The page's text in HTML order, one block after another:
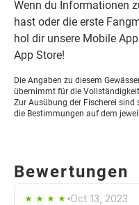
Wenn du Informationen
hast oder die erste
hol dir unsere Mobile App
App Store!
Die Angaben zu diesem
übernimmt für die
Zur Ausübung der Fischerei
die Bestimmungen auf dem
Bewertungen
Oct 13, 2023